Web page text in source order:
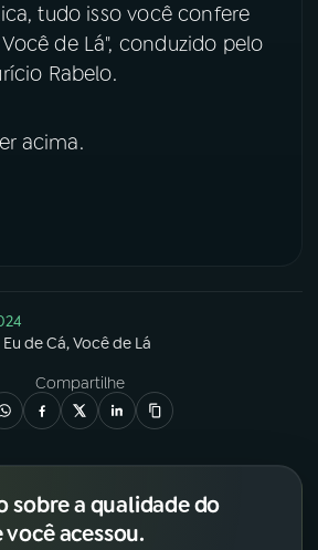
tudo isso você confere
de Lá", conduzido pelo
Rabelo.
acima.
Eu de Cá, Você de Lá
Compartilhe
sobre a qualidade do
acessou.